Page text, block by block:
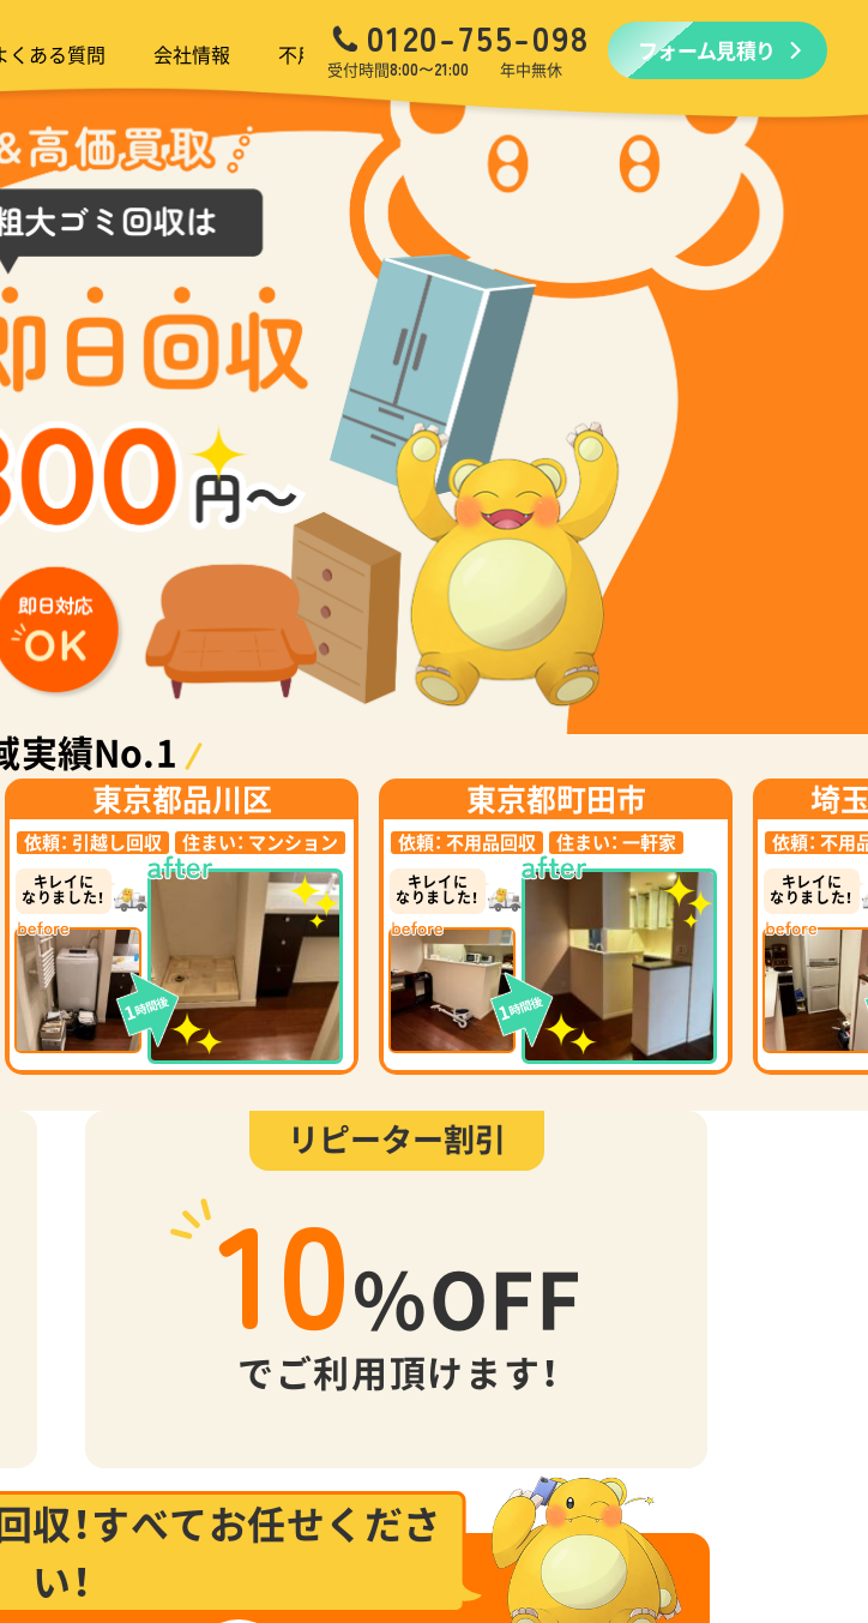
くある質問 会社情報 不用品回収 生前・遺品整理 引越しゴミ回収 ゴミ屋敷
0120-755-098
受付時間8:00〜21:00 年中無休
フォーム見積り
実績No.1
東京都品川区
依頼： 引越し回収 住まい： マンション
キレイに
なりました！
1時間後
東京都町田市
依頼： 不用品回収 住まい： 一軒家
キレイに
なりました！
1時間後
埼
依頼： 不用
キレイに
なりました！
リピーター割引
10%OFF
でご利用頂けます！
収！すべてお任せくださ
い！